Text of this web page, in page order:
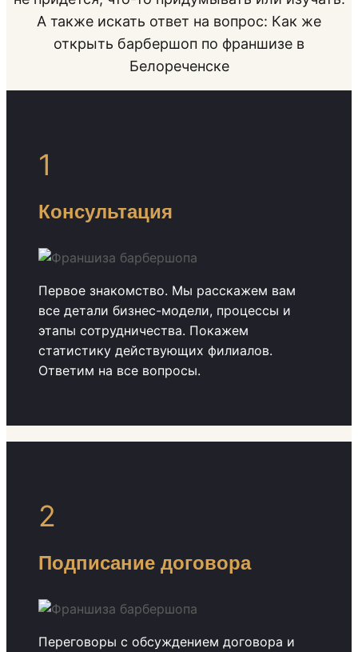
А также искать ответ на вопрос: Как же
открыть барбершоп по франшизе в
Белореченске
1
Консультация
Первое знакомство. Мы расскажем вам
все детали бизнес-модели, процессы и
этапы сотрудничества. Покажем
статистику действующих филиалов.
Ответим на все вопросы.
2
Подписание договора
Переговоры с обсуждением договора и